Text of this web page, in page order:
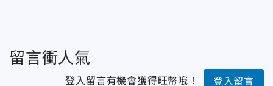
留言衝人氣
登入留言有機會獲得旺幣哦！ 登入留言